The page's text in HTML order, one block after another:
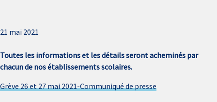
21 mai 2021
Toutes les informations et les détails seront acheminés par
chacun de nos établissements scolaires.
Grève 26 et 27 mai 2021-Communiqué de presse